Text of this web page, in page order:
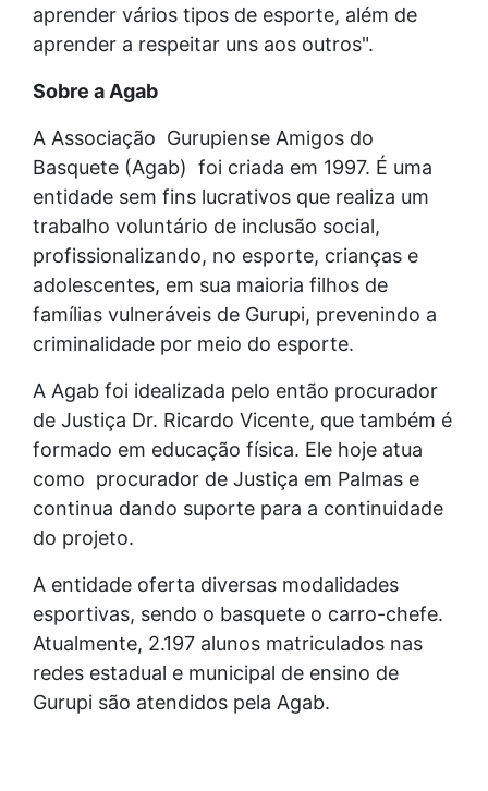
aprender vários tipos de esporte, além de
aprender a respeitar uns aos outros".
Sobre a Agab
A Associação Gurupiense Amigos do
Basquete (Agab) foi criada em 1997. É uma
entidade sem fins lucrativos que realiza um
trabalho voluntário de inclusão social,
profissionalizando, no esporte, crianças e
adolescentes, em sua maioria filhos de
famílias vulneráveis de Gurupi, prevenindo a
criminalidade por meio do esporte.
A Agab foi idealizada pelo então procurador
de Justiça Dr. Ricardo Vicente, que também é
formado em educação física. Ele hoje atua
como procurador de Justiça em Palmas e
continua dando suporte para a continuidade
do projeto.
A entidade oferta diversas modalidades
esportivas, sendo o basquete o carro-chefe.
Atualmente, 2.197 alunos matriculados nas
redes estadual e municipal de ensino de
Gurupi são atendidos pela Agab.